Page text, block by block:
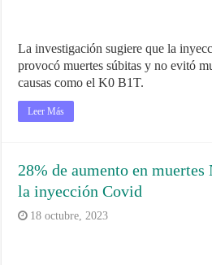
La investigación sugiere que la
provocó muertes súbitas y no evitó
causas como el K0 B1T.
Leer Más
28% de aumento en muertes
la inyección Covid
18 octubre, 2023